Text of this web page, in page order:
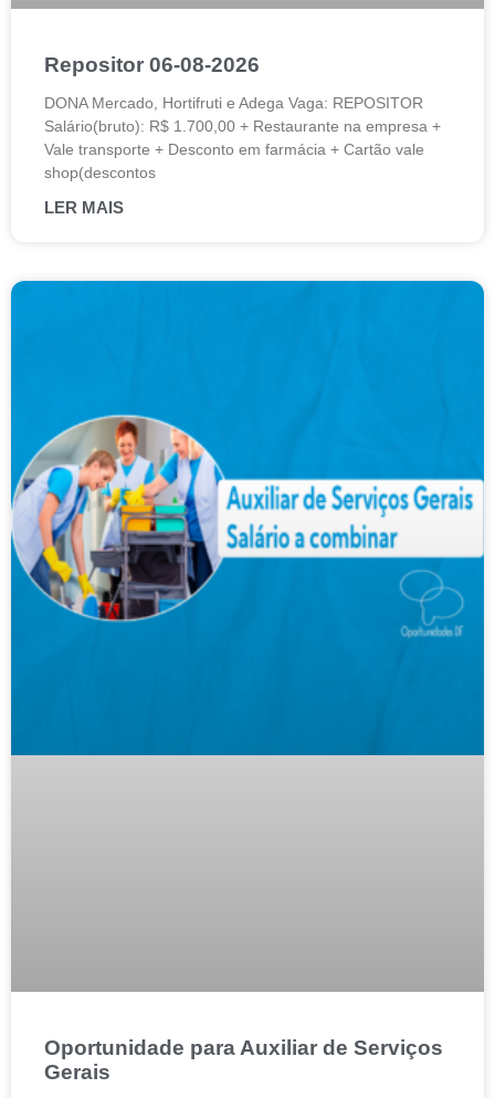
Repositor 06-08-2026
DONA Mercado, Hortifruti e Adega Vaga: REPOSITOR
Salário(bruto): R$ 1.700,00 + Restaurante na empresa +
Vale transporte + Desconto em farmácia + Cartão vale
shop(descontos
LER MAIS
Oportunidade para Auxiliar de Serviços
Gerais